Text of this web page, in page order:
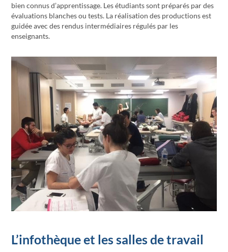
bien connus d’apprentissage. Les étudiants sont préparés par des
évaluations blanches ou tests. La réalisation des productions est
guidée avec des rendus intermédiaires régulés par les
enseignants.
L’infothèque et les salles de travail